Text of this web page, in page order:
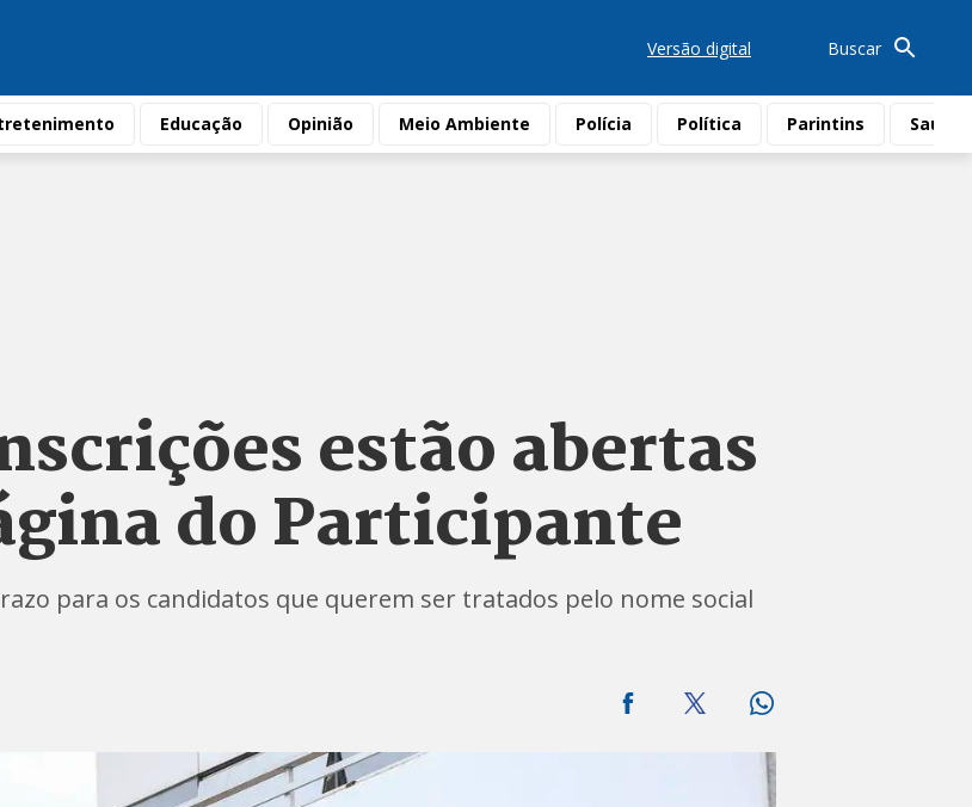
Versão digital Buscar
Educação Opinião Meio Ambiente Polícia Política Parintins Saúde
estão abertas
do Participante
para os candidatos que querem ser tratados pelo nome social